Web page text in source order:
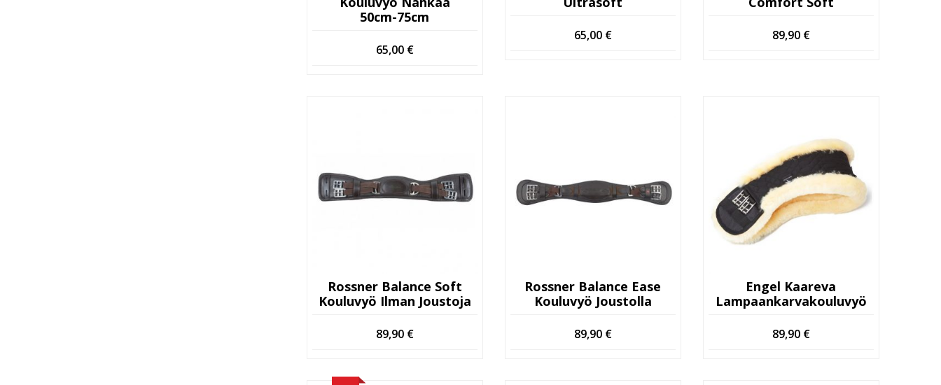
50cm-75cm
65,00 €
65,00 € 89,90 €
Rossner Balance Soft
Kouluvyö Ilman Joustoja
89,90 €
Rossner Balance Ease
Kouluvyö Joustolla
89,90 €
Engel Kaareva
Lampaankarvakouluvyö
89,90 €